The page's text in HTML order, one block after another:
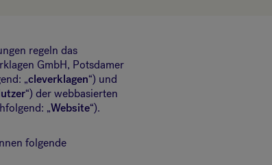
regeln das
GmbH, Potsdamer
„cleverklagen“) und
“) der webbasierten
„Website“).
folgende